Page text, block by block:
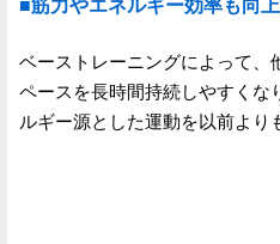
■筋力やエネルギー効率も向
ベーストレーニングによって、
ペースを長時間持続しやすくな
ルギー源とした運動を以前より